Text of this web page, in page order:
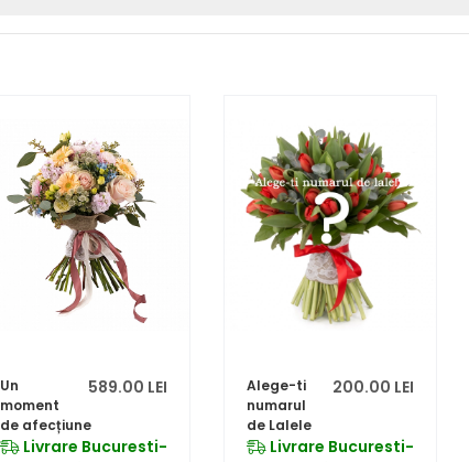
589.00 LEI
Un
moment
de afecțiune
Livrare Bucuresti-
200.00 LEI
Alege-ti
numarul
de Lalele
Livrare Bucuresti-